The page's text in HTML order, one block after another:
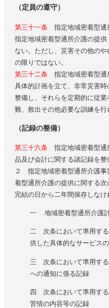
（定員の遵守）
第三十一条 指定地域密着型通
指定地域密着型通所介護の提
ない。ただし、災害その他の
の限りではない。
第三十二条 指定地域密着型通
具体的計画を立て、非常災害
整備し、それらを定期的に従
難、救出その他必要な訓練を行
（記録の整備）
第三十六条 指定地域密着型通
品及び会計に関する諸記録を整
２ 指定地域密着型通所介護事
着型通所介護の提供に関する
完結の日から二年間保存しなけ
一 地域密着型通所介護
二 次条において準用する
供した具体的なサービス
三 次条において準用す
への通知に係る記録
四 次条において準用す
苦情の内容等の記録